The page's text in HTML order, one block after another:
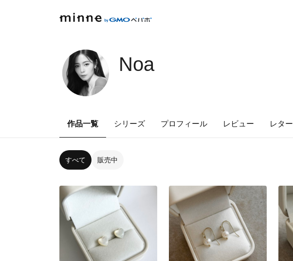
Noa
作品一覧 シリーズ プロフィール レビュー レター
すべて 販売中